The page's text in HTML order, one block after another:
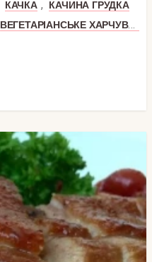
КАЧКА ,
КАЧИНА ГРУДКА
ВЕГЕТАРІАНСЬКЕ ХАРЧУВАННЯ